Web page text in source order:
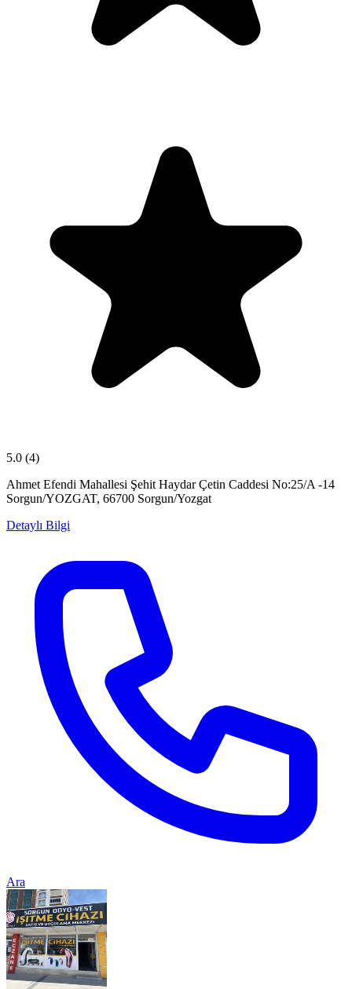
5.0 (4)
Ahmet Efendi Mahallesi Şehit Haydar Çetin Caddesi No:25/A -14
Sorgun/YOZGAT, 66700 Sorgun/Yozgat
Detaylı Bilgi
Ara